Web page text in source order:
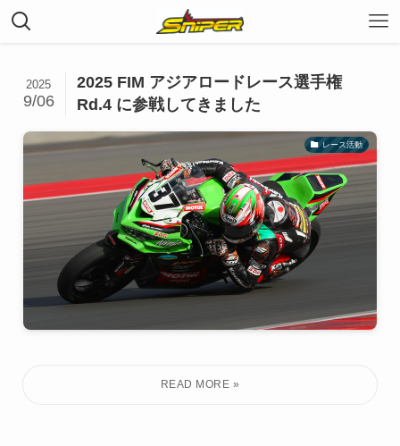
2025 FIM アジアロードレース選手権
Rd.4 に参戦してきました
2025
9/06
レース活動